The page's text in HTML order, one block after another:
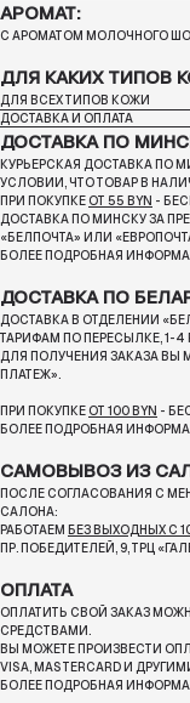
АРОМАТ:
С АРОМАТОМ МОЛОЧНОГО
ДЛЯ КАКИХ ТИПОВ
ДЛЯ ВСЕХ ТИПОВ КОЖИ
ДОСТАВКА И ОПЛАТА
ДОСТАВКА ПО
КУРЬЕРСКАЯ ДОСТАВКА ПО
УСЛОВИИ, ЧТО ТОВАР В
ПРИ ПОКУПКЕ ОТ 55 BYN -
ДОСТАВКА ПО МИНСКУ ЗА
«БЕЛПОЧТА» ИЛИ
БОЛЕЕ ПОДРОБНАЯ
ДОСТАВКА ПО
ДОСТАВКА В ОТДЕЛЕНИИ
ТАРИФАМ ПО ПЕРЕСЫЛКЕ, 1-
ДЛЯ ПОЛУЧЕНИЯ ЗАКАЗА ВЫ
ПЛАТЕЖ».
ПРИ ПОКУПКЕ ОТ 100 BYN -
БОЛЕЕ ПОДРОБНАЯ
САМОВЫВОЗ ИЗ
ПОСЛЕ СОГЛАСОВАНИЯ С
САЛОНА:
РАБОТАЕМ БЕЗ ВЫХОДНЫХ С
ПР. ПОБЕДИТЕЛЕЙ, 9, ТРЦ
ОПЛАТА
ОПЛАТИТЬ СВОЙ ЗАКАЗ
СРЕДСТВАМИ.
ВЫ МОЖЕТЕ ПРОИЗВЕСТИ
VISA, MASTERCARD И
БОЛЕЕ ПОДРОБНАЯ